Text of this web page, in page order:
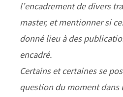
l’encadrement de divers
master, et mentionner si
donné lieu à des
encadré.
Certains et certaines se
question du moment dans